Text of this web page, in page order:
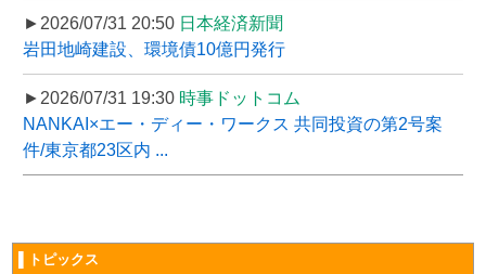
►2026/07/31 20:50 日本経済新聞
岩田地崎建設、環境債10億円発行
►2026/07/31 19:30 時事ドットコム
NANKAI×エー・ディー・ワークス 共同投資の第2号案
件/東京都23区内 ...
▌トピックス